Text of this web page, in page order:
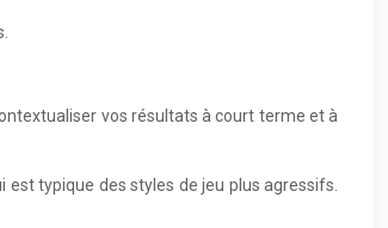
vos résultats à court terme et à
typique des styles de jeu plus agressifs.